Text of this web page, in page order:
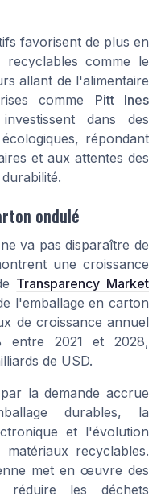
favorisent de plus en
comme le
allant de l'alimentaire
comme Pitt Ines
dans des
répondant
et aux attentes des
ondulé
va pas disparaître de
une croissance
Transparency Market
l'emballage en carton
de croissance annuel
entre 2021 et 2028,
de USD.
la demande accrue
durables, la
et l'évolution
recyclables.
met en œuvre des
réduire les déchets